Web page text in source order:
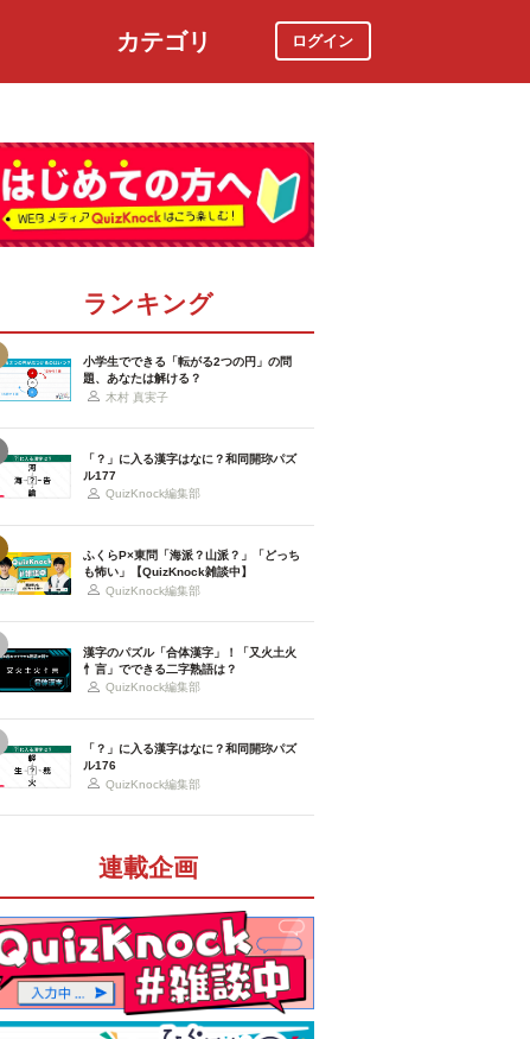
カテゴリ ログイン
ランキング
小学生でできる「転がる2つの円」の問
題、あなたは解ける？
木村 真実子
「？」に入る漢字はなに？和同開珎パズ
ル177
QuizKnock編集部
ふくらP×東問「海派？山派？」「どっち
も怖い」【QuizKnock雑談中】
QuizKnock編集部
漢字のパズル「合体漢字」！「又火土火
忄言」でできる二字熟語は？
QuizKnock編集部
「？」に入る漢字はなに？和同開珎パズ
ル176
QuizKnock編集部
連載企画